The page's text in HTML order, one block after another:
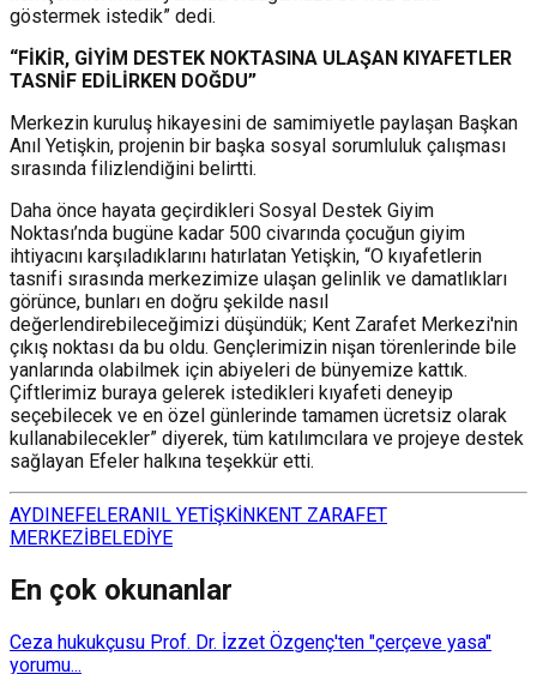
göstermek istedik” dedi.
“FİKİR, GİYİM DESTEK NOKTASINA ULAŞAN KIYAFETLER
TASNİF EDİLİRKEN DOĞDU”
Merkezin kuruluş hikayesini de samimiyetle paylaşan Başkan
Anıl Yetişkin, projenin bir başka sosyal sorumluluk çalışması
sırasında filizlendiğini belirtti.
Daha önce hayata geçirdikleri Sosyal Destek Giyim
Noktası’nda bugüne kadar 500 civarında çocuğun giyim
ihtiyacını karşıladıklarını hatırlatan Yetişkin, “O kıyafetlerin
tasnifi sırasında merkezimize ulaşan gelinlik ve damatlıkları
görünce, bunları en doğru şekilde nasıl
değerlendirebileceğimizi düşündük; Kent Zarafet Merkezi'nin
çıkış noktası da bu oldu. Gençlerimizin nişan törenlerinde bile
yanlarında olabilmek için abiyeleri de bünyemize kattık.
Çiftlerimiz buraya gelerek istedikleri kıyafeti deneyip
seçebilecek ve en özel günlerinde tamamen ücretsiz olarak
kullanabilecekler” diyerek, tüm katılımcılara ve projeye destek
sağlayan Efeler halkına teşekkür etti.
AYDINEFELERANIL YETİŞKİNKENT ZARAFET
MERKEZİBELEDİYE
En çok okunanlar
Ceza hukukçusu Prof. Dr. İzzet Özgenç'ten "çerçeve yasa"
yorumu...